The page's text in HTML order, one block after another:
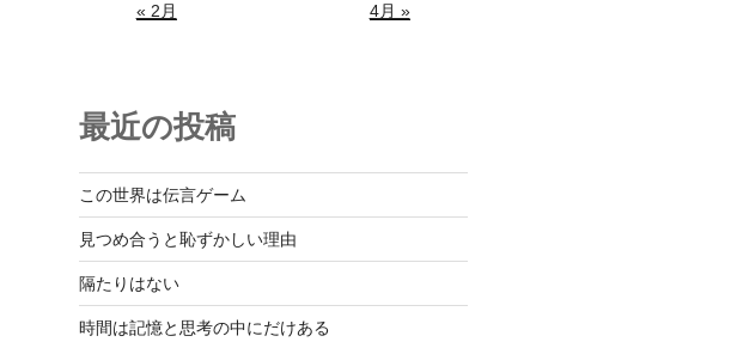
« 2月
4月 »
最近の投稿
この世界は伝言ゲーム
見つめ合うと恥ずかしい理由
隔たりはない
時間は記憶と思考の中にだけある